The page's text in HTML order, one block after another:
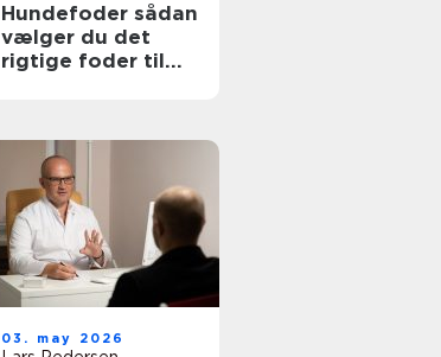
Hundefoder sådan
vælger du det
rigtige foder til
03. may 2026